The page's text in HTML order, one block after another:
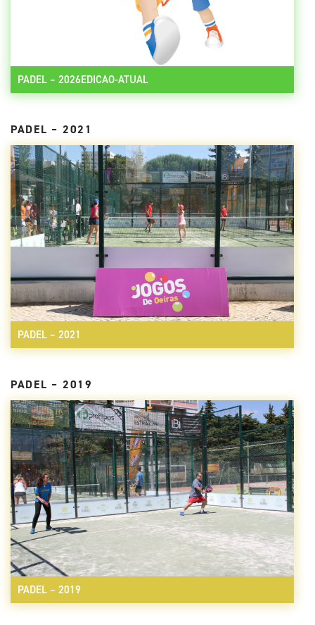
PADEL – 2026EDICAO-ATUAL
PADEL – 2021
PADEL – 2021
PADEL – 2019
PADEL – 2019